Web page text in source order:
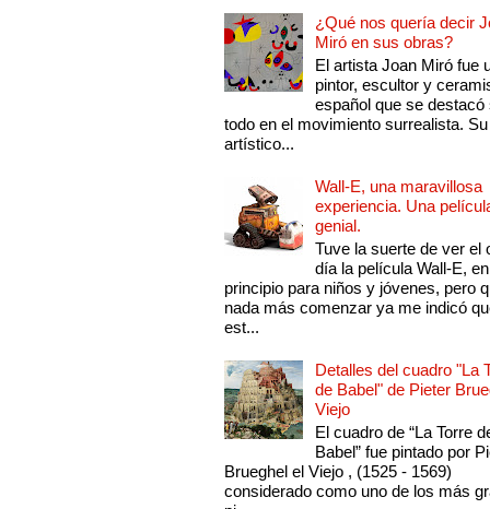
¿Qué nos quería decir
Miró en sus obras?
El artista Joan Miró fue
pintor, escultor y
español que se destacó
todo en el movimiento surrealista.
artístico...
Wall-E, una maravillosa
experiencia. Una
genial.
Tuve la suerte de ver el
día la película Wall-E, en
principio para niños y jóvenes, pero
nada más comenzar ya me indicó
est...
Detalles del cuadro "La
de Babel" de Pieter
Viejo
El cuadro de “La Torre
Babel” fue pintado por
Brueghel el Viejo , (1525 - 1569)
considerado como uno de los más